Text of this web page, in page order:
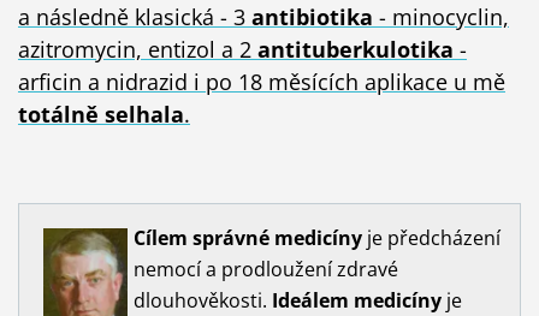
a následně klasická - 3 antibiotika - minocyclin,
azitromycin, entizol a 2 antituberkulotika -
arficin a nidrazid i po 18 měsících aplikace u mě
totálně selhala.
Cílem správné medicíny je předcházení
nemocí a prodloužení zdravé
dlouhověkosti. Ideálem medicínyje